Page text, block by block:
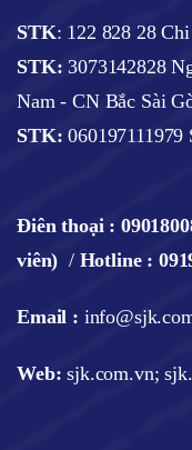
STK: 122 828 28
STK: 3073142828
Nam - CN Bắc Sài
STK:
Điên thoại :
viên) / Hotline :
Email :
Web: sjk.com.vn;